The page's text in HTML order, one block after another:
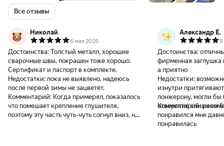
Все отзывы
Николай
6 мая 2025
Достоинства: Толстый металл, хорошие
сварочные швы, покрашен тоже хорошо.
Сертификат и паспорт в комплекте.
Недостатки: пока не выявлено, надеюсь
после первой зимы не зацветёт.
Комментарий: Когда примерял, показалось
что помешает крепление глушителя,
поэтому эту часть чуть-чуть согнул вниз, но
Александр Е.
9
Достоинства:
фирменная заглушка
а приятно
Недостатки:
изнутри
лонжерону, могли
отверстие слишком
Комментарий:
понравился мне давно хотел, цена
понравилась